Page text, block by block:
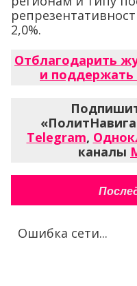
2,0%.
Отблагодарить
и
Telegram,
каналы
Ошибка сети...